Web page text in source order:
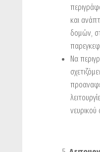
και
δομών,
Να